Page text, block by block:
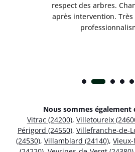
respect des arbres.
après intervention.
Nous sommes également
Vitrac (24200), Villetoureix
Périgord (24550), Villefranche-de-
(24530), Villamblard (24140),